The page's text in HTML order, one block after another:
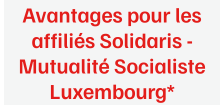
Avantages pour les
affiliés Solidaris -
Mutualité Socialiste
Luxembourg*